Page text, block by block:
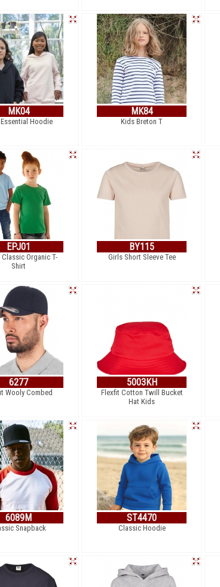
MK04
Hoodie
MK84
Kids Breton T
EPJ01
Organic T-
Shirt
BY115
Girls Short Sleeve Tee
6277
Wooly Combed
5003KH
Flexfit Cotton Twill Bucket
Hat Kids
6089M
Snapback
ST4470
Classic Hoodie